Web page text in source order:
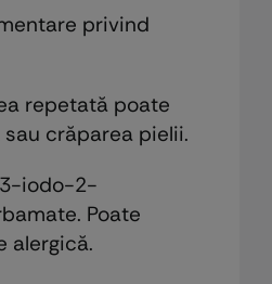
privind
repetată poate
crăparea pielii.
3-iodo-2-
Poate
alergică.